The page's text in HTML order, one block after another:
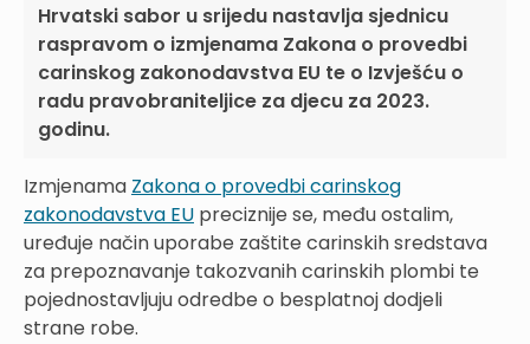
Hrvatski sabor u srijedu nastavlja sjednicu
raspravom o izmjenama Zakona o provedbi
carinskog zakonodavstva EU te o Izvješću o
radu pravobraniteljice za djecu za 2023.
godinu.
Izmjenama Zakona o provedbi carinskog
zakonodavstva EU preciznije se, među ostalim,
uređuje način uporabe zaštite carinskih sredstava
za prepoznavanje takozvanih carinskih plombi te
pojednostavljuju odredbe o besplatnoj dodjeli
strane robe.